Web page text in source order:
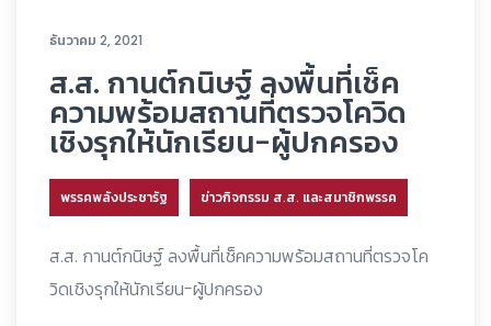
ธันวาคม 2, 2021
ส.ส. กานต์กนิษฐ์ ลงพื้นที่เช็ค
ความพร้อมสถานที่ตรวจโควิด
เชิงรุกให้นักเรียน-ผู้ปกครอง
พรรคพลังประชารัฐ ข่าวกิจกรรม ส.ส. และสมาชิกพรรค
ส.ส. กานต์กนิษฐ์ ลงพื้นที่เช็คความพร้อมสถานที่ตรวจโค
วิดเชิงรุกให้นักเรียน-ผู้ปกครอง